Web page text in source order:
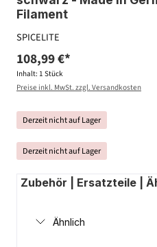
Filament
SPICELITE
108,99 €*
Inhalt: 1 Stück
Preise inkl. MwSt. zzgl. Versandkosten
Derzeit nicht auf Lager
Derzeit nicht auf Lager
Zubehör | Ersatzteile |
Ähnlich